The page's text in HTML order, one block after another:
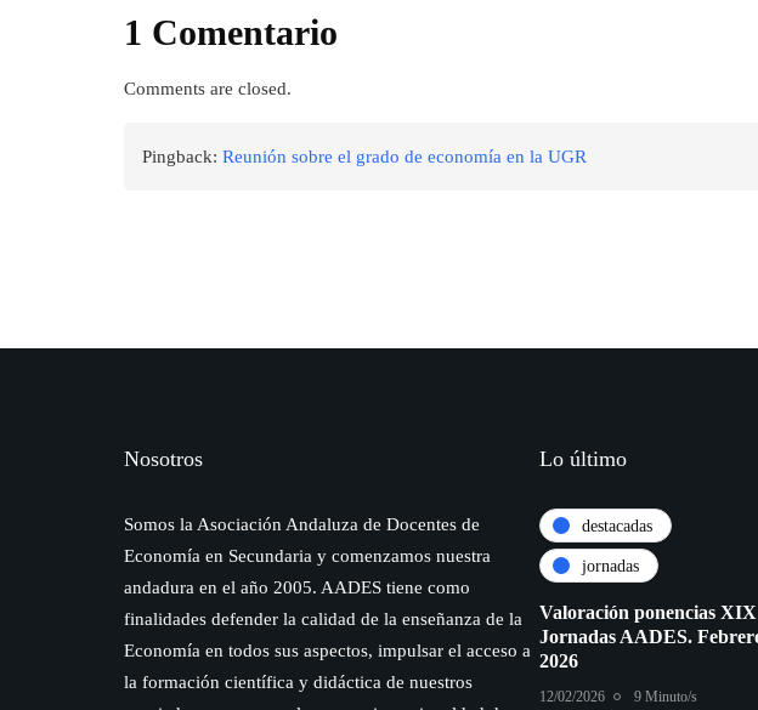
1 Comentario
Comments are closed.
Pingback: Reunión sobre el grado de economía en la UGR
Nosotros
Somos la Asociación Andaluza de Docentes de
Economía en Secundaria y comenzamos nuestra
andadura en el año 2005. AADES tiene como
finalidades defender la calidad de la enseñanza de la
Economía en todos sus aspectos, impulsar el acceso a
la formación científica y didáctica de nuestros
Lo último
destacadas
jornadas
Valoración ponencias XIX
Jornadas AADES.
2026
12/02/2026 9 Minuto/s